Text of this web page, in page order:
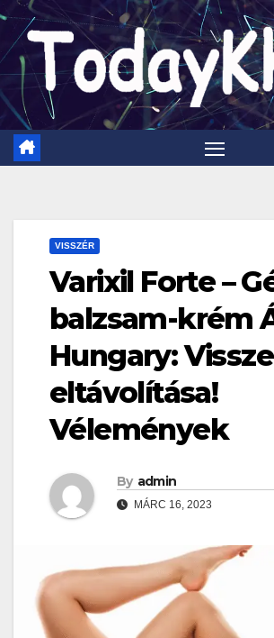
Skip
content
VISSZÉR
Varixil Forte –
balzsam-krém
Hungary:
eltávolítása!
Vélemények
By admin
MÁRC 16, 2023